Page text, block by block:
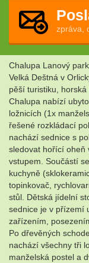
zpráva,
Chalupa Lanový
Velká Deštná v
pěší turistiku,
Chalupa nabízí
ložnicích (1x
řešené rozkládací
nachází sednice s
sledovat hořící oheň
vstupem. Součástí
kuchyně
topinkovač,
stůl. Dětská jídelní
sednice je v přízemí
zařízením,
Po dřevěných
nachází všechny tři
manželská postel a